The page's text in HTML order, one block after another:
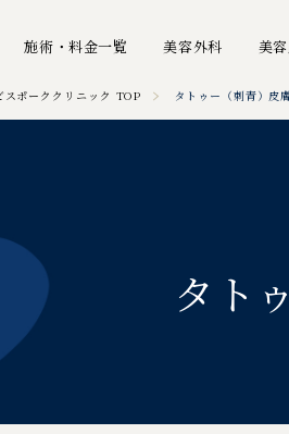
施術・料金一覧 美容外科 美
スポーククリニック TOP タトゥー（刺青）皮
タト